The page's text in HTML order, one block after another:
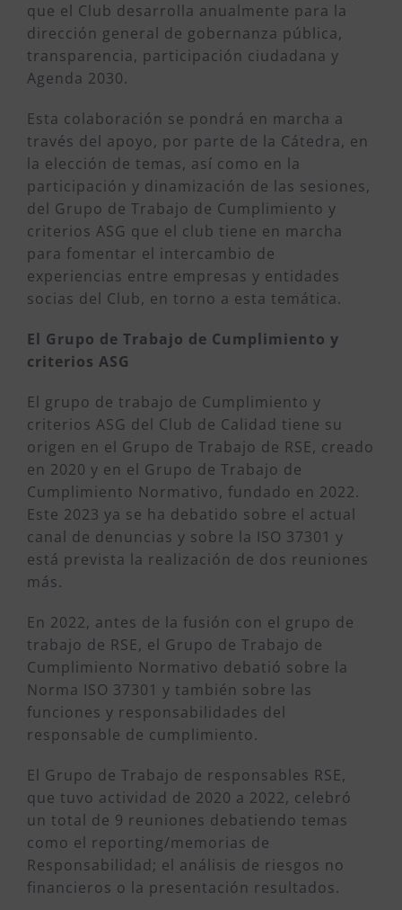
que el Club desarrolla anualmente para la
dirección general de gobernanza pública,
transparencia, participación ciudadana y
Agenda 2030.
Esta colaboración se pondrá en marcha a
través del apoyo, por parte de la Cátedra, en
la elección de temas, así como en la
participación y dinamización de las sesiones,
del Grupo de Trabajo de Cumplimiento y
criterios ASG que el club tiene en marcha
para fomentar el intercambio de
experiencias entre empresas y entidades
socias del Club, en torno a esta temática.
El Grupo de Trabajo de Cumplimiento y
criterios ASG
El grupo de trabajo de Cumplimiento y
criterios ASG del Club de Calidad tiene su
origen en el Grupo de Trabajo de RSE, creado
en 2020 y en el Grupo de Trabajo de
Cumplimiento Normativo, fundado en 2022.
Este 2023 ya se ha debatido sobre el actual
canal de denuncias y sobre la ISO 37301 y
está prevista la realización de dos reuniones
más.
En 2022, antes de la fusión con el grupo de
trabajo de RSE, el Grupo de Trabajo de
Cumplimiento Normativo debatió sobre la
Norma ISO 37301 y también sobre las
funciones y responsabilidades del
responsable de cumplimiento.
El Grupo de Trabajo de responsables RSE,
que tuvo actividad de 2020 a 2022, celebró
un total de 9 reuniones debatiendo temas
como el reporting/memorias de
Responsabilidad; el análisis de riesgos no
financieros o la presentación resultados.